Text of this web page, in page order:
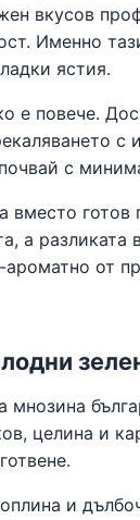
вкусов
Именно
ястия.
е повече.
с
готов
а разликата
от
целина и
и